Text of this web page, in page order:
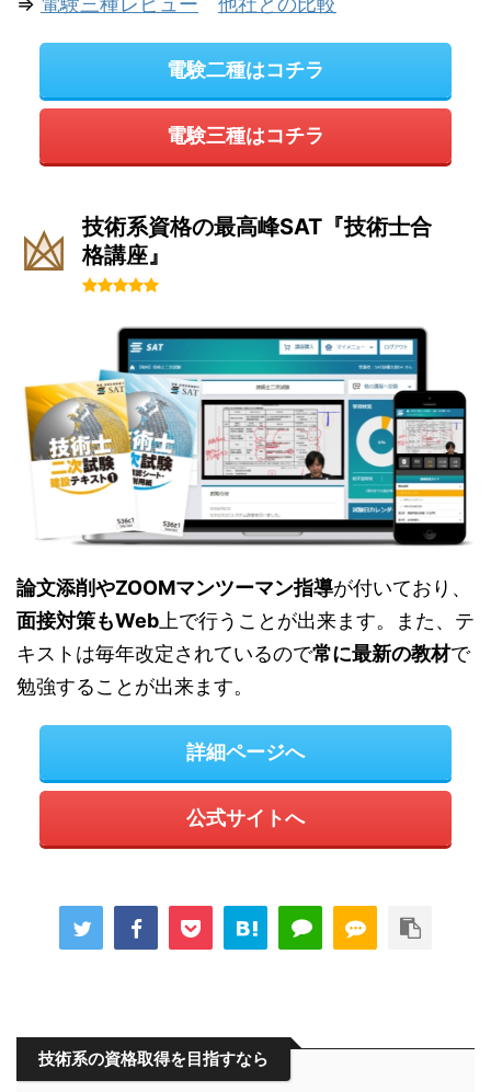
電験二種はコチラ
電験三種はコチラ
技術系資格の最高峰SAT『技術士合
格講座』
論文添削やZOOMマンツーマン指導が付いており、
面接対策もWeb 上で行うことが出来ます。また、テ
キストは毎年改定されているので常に最新の教材で
勉強することが出来ます。
詳細ページへ
公式サイトへ
技術系の資格取得を目指すなら